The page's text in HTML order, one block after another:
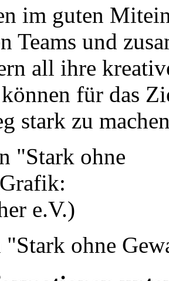
im guten
Teams und
all ihre
für das
stark zu
ohne